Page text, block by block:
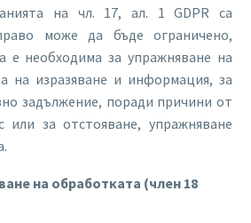
на чл. 17, ал. 1 GDPR са
може да бъде ограничено,
е необходима за упражняване на
на изразяване и информация, за
задължение, поради причини от
или за отстояване, упражняване
на обработката (член 18